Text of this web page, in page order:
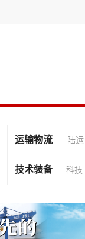
运输物流 陆运
技术装备 科技